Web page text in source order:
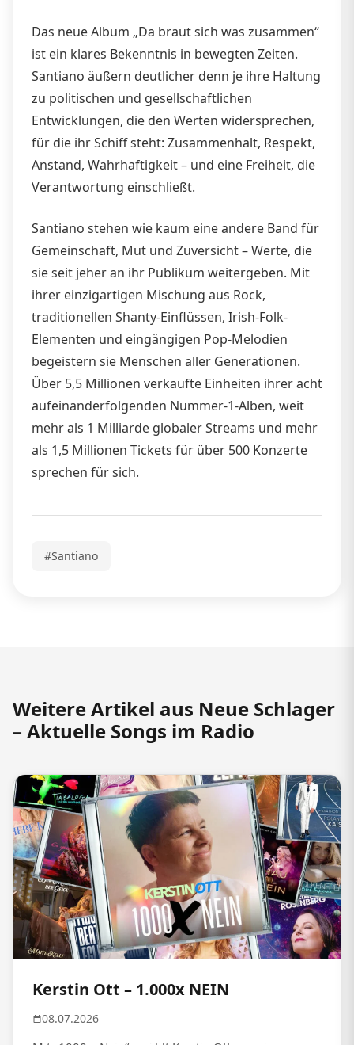
Das neue Album „Da braut sich was zusammen“
ist ein klares Bekenntnis in bewegten Zeiten.
Santiano äußern deutlicher denn je ihre Haltung
zu politischen und gesellschaftlichen
Entwicklungen, die den Werten widersprechen,
für die ihr Schiff steht: Zusammenhalt, Respekt,
Anstand, Wahrhaftigkeit – und eine Freiheit, die
Verantwortung einschließt.
Santiano stehen wie kaum eine andere Band für
Gemeinschaft, Mut und Zuversicht – Werte, die
sie seit jeher an ihr Publikum weitergeben. Mit
ihrer einzigartigen Mischung aus Rock,
traditionellen Shanty-Einflüssen, Irish-Folk-
Elementen und eingängigen Pop-Melodien
begeistern sie Menschen aller Generationen.
Über 5,5 Millionen verkaufte Einheiten ihrer acht
aufeinanderfolgenden Nummer-1-Alben, weit
mehr als 1 Milliarde globaler Streams und mehr
als 1,5 Millionen Tickets für über 500 Konzerte
sprechen für sich.
#Santiano
Weitere Artikel aus Neue Schlager
– Aktuelle Songs im Radio
Kerstin Ott – 1.000x NEIN
08.07.2026